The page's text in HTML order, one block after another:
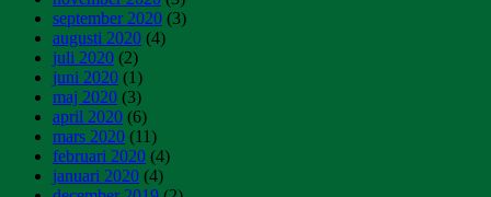
september 2020 (3)
augusti 2020 (4)
juli 2020 (2)
juni 2020 (1)
maj 2020 (3)
april 2020 (6)
mars 2020 (11)
februari 2020 (4)
januari 2020 (4)